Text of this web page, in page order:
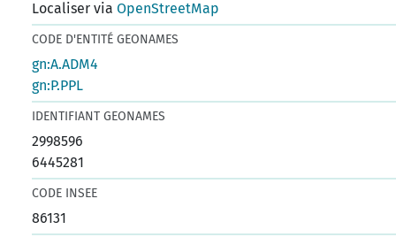
Localiser viaOpenStreetMap
CODE D'ENTITÉ GEONAMES
gn:A.ADM4
gn:P.PPL
IDENTIFIANT GEONAMES
2998596
6445281
CODE INSEE
86131